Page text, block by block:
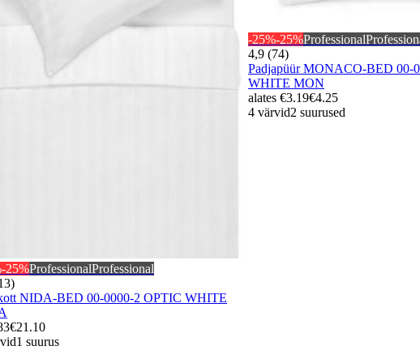
-25%ProfessionalProfessional
NIDA-BED 00-0000-2 OPTIC WHITE
€21.10
1 suurus
-25%-25%Professional
4,9 (74)
Padjapüür MONACO-BED 00-
WHITE MON
alates €3.19€4.25
4 värvid2 suurused